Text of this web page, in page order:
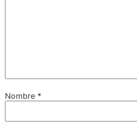
Nombre *